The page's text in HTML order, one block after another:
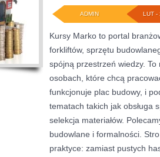
LUT -
ADMIN
Kursy Marko to portal
forkliftów, sprzętu
spójną przestrzeń wiedzy.
osobach, które chcą
funkcjonuje plac budowy, i
tematach takich jak obsługa
selekcja materiałów.
budowlane i formalności.
praktyce: zamiast pustych